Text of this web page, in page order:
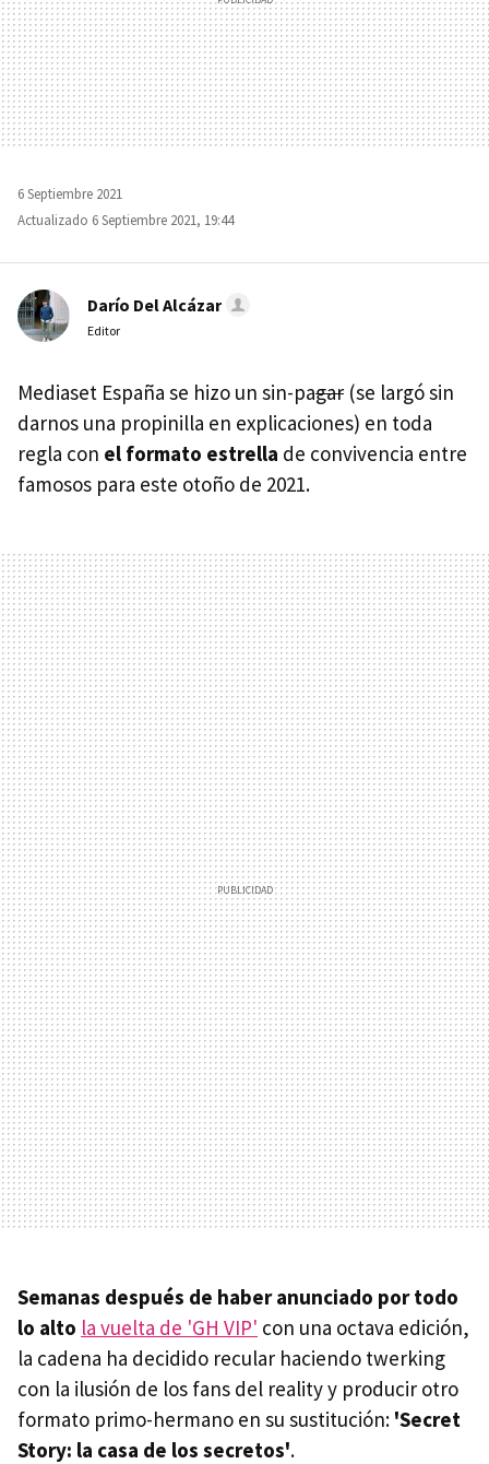
6 Septiembre 2021
Actualizado 6 Septiembre 2021, 19:44
Darío Del Alcázar
Editor
Mediaset España se hizo un sin-pagar (se largó sin
darnos una propinilla en explicaciones) en toda
regla con el formato estrella de convivencia entre
famosos para este otoño de 2021.
Semanas después de haber anunciado por todo
lo alto la vuelta de 'GH VIP' con una octava edición,
la cadena ha decidido recular haciendo twerking
con la ilusión de los fans del reality y producir otro
formato primo-hermano en su sustitución: 'Secret
Story: la casa de los secretos'.